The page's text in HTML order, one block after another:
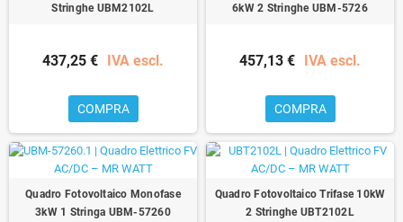
Stringhe UBM2102L
437,25 € IVA escl.
COMPRA
6kW 2 Stringhe UBM-5726
457,13 € IVA escl.
COMPRA
Quadro Fotovoltaico Monofase
3kW 1 Stringa UBM-57260
Quadro Fotovoltaico Trifase 10kW
2 Stringhe UBT2102L